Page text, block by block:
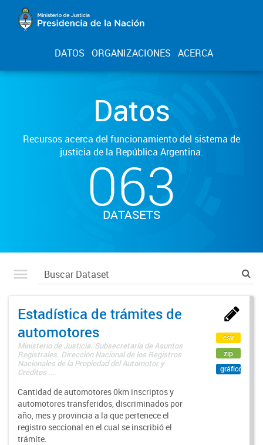
DATOS ORGANIZACIONES ACERCA
Datos
Recursos acerca del funcionamiento del sistema de
justicia de la República Argentina.
063
DATASETS
Estadística de trámites de
automotores
Ministerio de Justicia. Subsecretaría de Asuntos
Registrales. Dirección Nacional de los Registros
Nacionales de la Propiedad del Automotor y
Créditos ...
Cantidad de automotores 0km inscriptos y
automotores transferidos, discriminados por
año, mes y provincia a la que pertenece el
registro seccional en el cual se inscribió el
trámite.
csv
zip
gráfico